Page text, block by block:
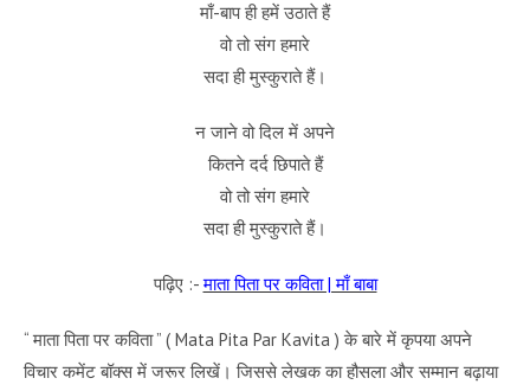
माँ-बाप ही हमें उठाते हैं
वो तो संग हमारे
सदा ही मुस्कुराते हैं।
न जाने वो दिल में अपने
कितने दर्द छिपाते हैं
वो तो संग हमारे
सदा ही मुस्कुराते हैं।
पढ़िए :-माता पिता पर कविता | माँ बाबा
“ माता पिता पर कविता ” ( Mata Pita Par Kavita ) के बारे में कृपया अपने
विचार कमेंट बॉक्स में जरूर लिखें। जिससे लेखक का हौसला और सम्मान बढ़ाया